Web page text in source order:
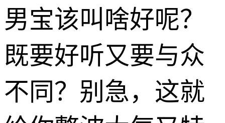
男宝该叫啥好呢？
既要好听又要与众
不同？别急，这就